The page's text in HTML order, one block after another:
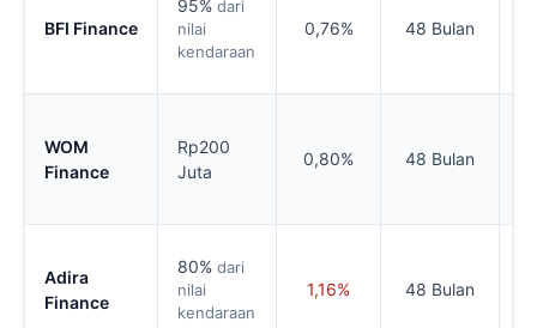
BFI Finance
95% dari
nilai
kendaraan
0,76% 48 Bulan
WOM
Finance
Rp200
Juta
0,80% 48 Bulan
Adira
Finance
80% dari
nilai
kendaraan
1,16% 48 Bulan